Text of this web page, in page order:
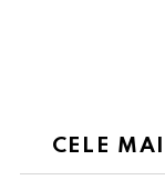
CELE